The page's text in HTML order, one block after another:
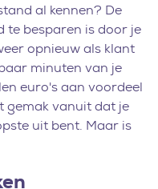
al kennen? De
te besparen is door je
opnieuw als klant
minuten van je
euro's aan voordeel
gemak vanuit dat je
uit bent. Maar is